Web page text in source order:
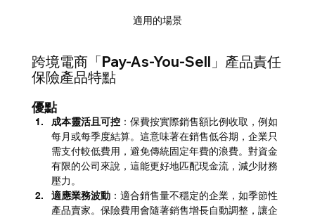
適用的場景
跨境電商「Pay-As-You-Sell」產品責任
保險產品特點
優點
成本靈活且可控：保費按實際銷售額比例收取，例如
每月或每季度結算。這意味著在銷售低谷期，企業只
需支付較低費用，避免傳統固定年費的浪費。對資金
有限的公司來說，這能更好地匹配現金流，減少財務
壓力。
適應業務波動：適合銷售量不穩定的企業，如季節性
產品賣家。保險費用會隨著銷售增長自動調整，讓企